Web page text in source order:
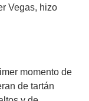
Vegas, hizo
momento de
de tartán